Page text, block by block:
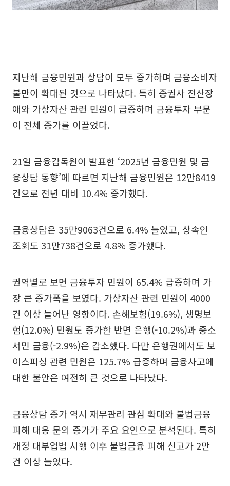
지난해 금융민원과 상담이 모두 증가하며 금융소비자
불만이 확대된 것으로 나타났다. 특히 증권사 전산장
애와 가상자산 관련 민원이 급증하며 금융투자 부문
이 전체 증가를 이끌었다.
21일 금융감독원이 발표한 ‘2025년 금융민원 및 금
융상담 동향’에 따르면 지난해 금융민원은 12만8419
건으로 전년 대비 10.4% 증가했다.
금융상담은 35만9063건으로 6.4% 늘었고, 상속인
조회도 31만738건으로 4.8% 증가했다.
권역별로 보면 금융투자 민원이 65.4% 급증하며 가
장 큰 증가폭을 보였다. 가상자산 관련 민원이 4000
건 이상 늘어난 영향이다. 손해보험(19.6%), 생명보
험(12.0%) 민원도 증가한 반면 은행(-10.2%)과 중소
서민 금융(-2.9%)은 감소했다. 다만 은행권에서도 보
이스피싱 관련 민원은 125.7% 급증하며 금융사고에
대한 불안은 여전히 큰 것으로 나타났다.
금융상담 증가 역시 재무관리 관심 확대와 불법금융
피해 대응 문의 증가가 주요 요인으로 분석된다. 특히
개정 대부업법 시행 이후 불법금융 피해 신고가 2만
건 이상 늘었다.